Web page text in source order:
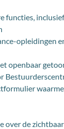
functies,
opleidingen
openbaar
over de